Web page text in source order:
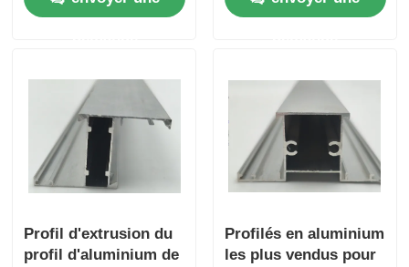
pliantes en alliage
de porte de l'armoire.
Profil d'extrusion du
profil d'aluminium de
Profilés en aluminium
les plus vendus pour